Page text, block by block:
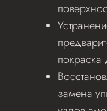
покраска
замена